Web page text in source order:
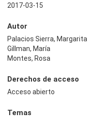
2017-03-15
Autor
Palacios Sierra, Margarita
Gillman, María
Montes, Rosa
Derechos de acceso
Acceso abierto
Temas